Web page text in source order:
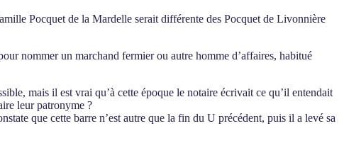
Pocquet de la Mardelle serait différente des Pocquet de Livonnière
nommer un marchand fermier ou autre homme d’affaires, habitué
mais il est vrai qu’à cette époque le notaire écrivait ce qu’il entendait
leur patronyme ?
que cette barre n’est autre que la fin du U précédent, puis il a levé sa